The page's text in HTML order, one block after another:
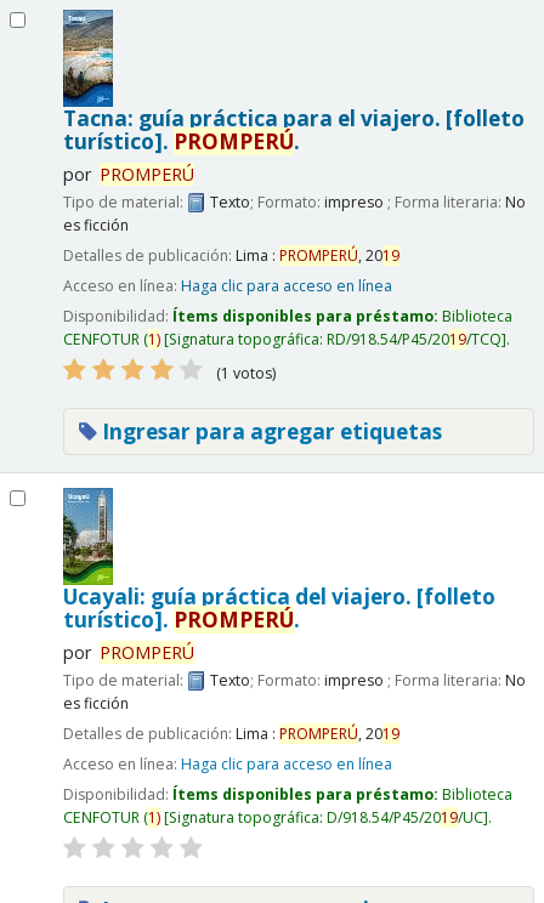
Tacna: guía práctica para el viajero. [folleto
turístico]. PROMPERÚ.
por PROMPERÚ
Tipo de material: Texto; Formato: impreso ; Forma literaria: No
es ficción
Detalles de publicación: Lima : PROMPERÚ,2019
Acceso en línea: Haga clic para acceso en línea
Disponibilidad: Ítems disponibles para préstamo: Biblioteca
CENFOTUR(1) Signatura topográfica: RD/918.54/P45/2019/TCQ .
(1 votos)
Ingresar para agregar etiquetas
Ucayali: guía práctica del viajero. [folleto
turístico]. PROMPERÚ.
por PROMPERÚ
Tipo de material: Texto; Formato: impreso ; Forma literaria: No
es ficción
Detalles de publicación: Lima : PROMPERÚ,2019
Acceso en línea: Haga clic para acceso en línea
Disponibilidad: Ítems disponibles para préstamo: Biblioteca
CENFOTUR(1) Signatura topográfica: D/918.54/P45/2019/UC .